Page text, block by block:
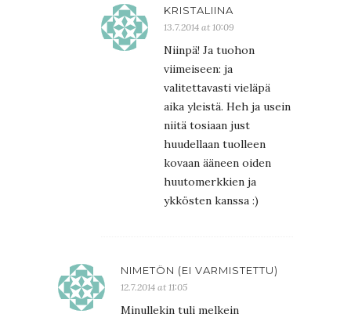
KRISTALIINA
13.7.2014 at 10:09
Niinpä! Ja tuohon
viimeiseen: ja
valitettavasti vieläpä
aika yleistä. Heh ja usein
niitä tosiaan just
huudellaan tuolleen
kovaan ääneen oiden
huutomerkkien ja
ykkösten kanssa :)
NIMETÖN (EI VARMISTETTU)
12.7.2014 at 11:05
Minullekin tuli melkein